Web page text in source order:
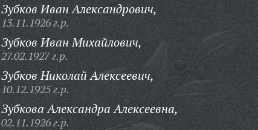
Зубков Иван Александрович,
13.11.1926 г.р.
Зубков Иван Михайлович,
27.02.1927 г.р.
Зубков Николай Алексеевич,
10.12.1925 г.р.
Зубкова Александра Алексеевна,
02.11.1926 г.р.